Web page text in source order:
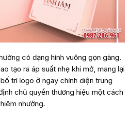
có dạng hình vuông gọn gàng.
tạo ra áp suất nhẹ khi mở, mang lại
trí logo ở ngay chính diện trung
chủ quyền thương hiệu một cách
nhường.